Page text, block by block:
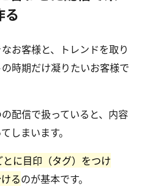
る
お客様と、トレンドを取り
時期だけ凝りたいお客様で
配信で扱っていると、内容
しまいます。
に目印（タグ）をつけ
るのが基本です。